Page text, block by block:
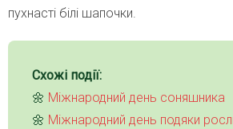
пухнасті білі шапочки.
Схожі події:
🌼 Міжнародний день соняшника
🌼 Міжнародний день подяки